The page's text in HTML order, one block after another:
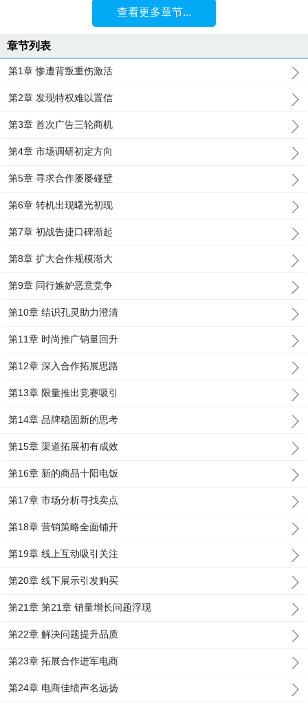
查看更多章节...
章节列表
第1章 惨遭背叛重伤激活
第2章 发现特权难以置信
第3章 首次广告三轮商机
第4章 市场调研初定方向
第5章 寻求合作屡屡碰壁
第6章 转机出现曙光初现
第7章 初战告捷口碑渐起
第8章 扩大合作规模渐大
第9章 同行嫉妒恶意竞争
第10章 结识孔灵助力澄清
第11章 时尚推广销量回升
第12章 深入合作拓展思路
第13章 限量推出竞赛吸引
第14章 品牌稳固新的思考
第15章 渠道拓展初有成效
第16章 新的商品十阳电饭
第17章 市场分析寻找卖点
第18章 营销策略全面铺开
第19章 线上互动吸引关注
第20章 线下展示引发购买
第21章 第21章 销量增长问题浮现
第22章 解决问题提升品质
第23章 拓展合作进军电商
第24章 电商佳绩声名远扬